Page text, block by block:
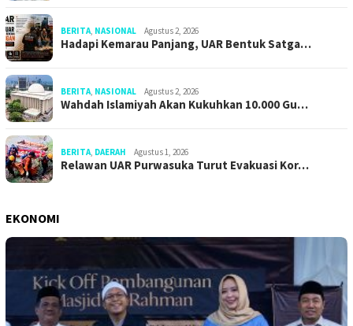
BERITA NASIONAL Agustus 2, 2026
Hadapi Kemarau Panjang, UAR Bentuk Satga…
BERITA NASIONAL Agustus 2, 2026
Wahdah Islamiyah Akan Kukuhkan 10.000 Gu…
BERITA DAERAH Agustus 1, 2026
Relawan UAR Purwasuka Turut Evakuasi Kor…
EKONOMI